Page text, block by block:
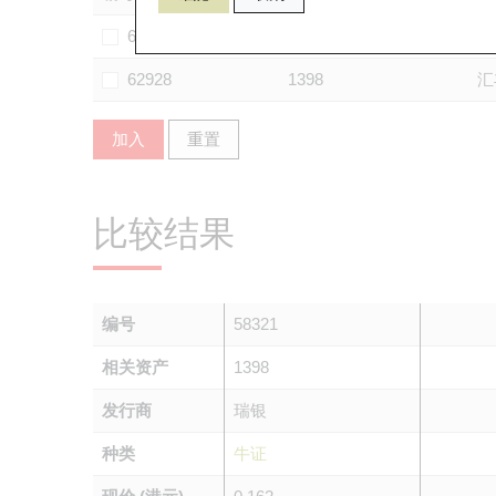
61578
62928 1398
加入 重置
比较结果
编号 58321
相关资产 1398
发行商 瑞银
种类 牛证